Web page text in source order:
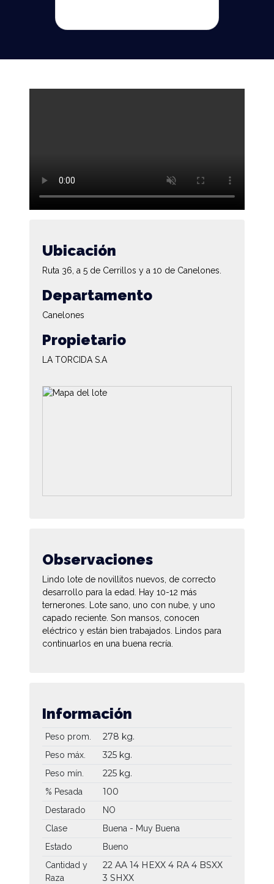
Ubicación
Ruta 36, a 5 de Cerrillos y a 10 de Canelones.
Departamento
Canelones
Propietario
LA TORCIDA S.A
Observaciones
Lindo lote de novillitos nuevos, de correcto
desarrollo para la edad. Hay 10-12 más
ternerones. Lote sano, uno con nube, y uno
capado reciente. Son mansos, conocen
eléctrico y están bien trabajados. Lindos para
continuarlos en una buena recría.
Información
Peso prom. 278 kg.
Peso máx. 325 kg.
Peso mín. 225 kg.
% Pesada 100
Destarado
NO
Clase
Buena - Muy Buena
Estado
Bueno
Cantidad y
Raza
22 AA 14 HEXX 4 RA 4 BSXX
3 SHXX